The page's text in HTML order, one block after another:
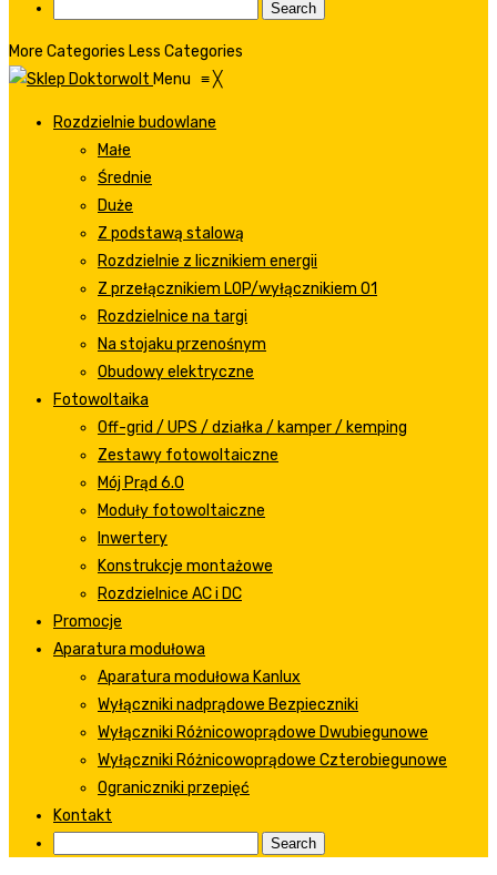
More Categories Less Categories
Menu ≡╳
Rozdzielnie budowlane
Małe
Średnie
Duże
Z podstawą stalową
Rozdzielnie z licznikiem energii
Z przełącznikiem LOP/wyłącznikiem 01
Rozdzielnice na targi
Na stojaku przenośnym
Obudowy elektryczne
Fotowoltaika
Off-grid / UPS / działka / kamper / kemping
Zestawy fotowoltaiczne
Mój Prąd 6.0
Moduły fotowoltaiczne
Inwertery
Konstrukcje montażowe
Rozdzielnice AC i DC
Promocje
Aparatura modułowa
Aparatura modułowa Kanlux
Wyłączniki nadprądowe Bezpieczniki
Wyłączniki Różnicowoprądowe Dwubiegunowe
Wyłączniki Różnicowoprądowe Czterobiegunowe
Ograniczniki przepięć
Kontakt